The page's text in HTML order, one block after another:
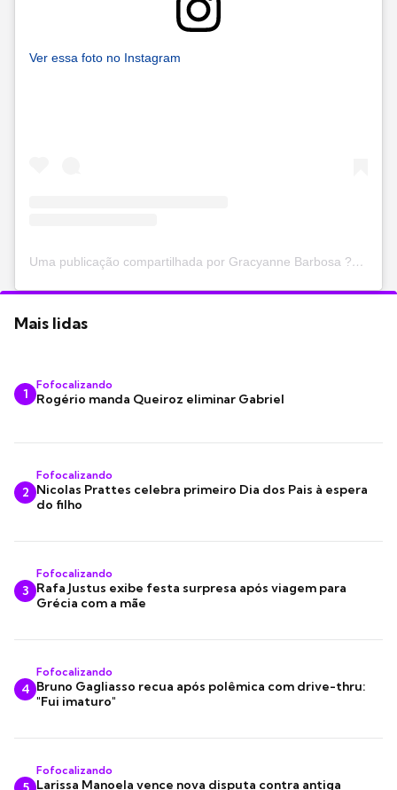
Ver essa foto no Instagram
Uma publicação compartilhada por Gracyanne Barbosa ?? - (@graoficial)
Mais lidas
1
Fofocalizando
Rogério manda Queiroz eliminar Gabriel
2
Fofocalizando
Nicolas Prattes celebra primeiro Dia dos Pais à espera
do filho
3
Fofocalizando
Rafa Justus exibe festa surpresa após viagem para
Grécia com a mãe
4
Fofocalizando
Bruno Gagliasso recua após polêmica com drive-thru:
"Fui imaturo"
Fofocalizando
Larissa Manoela vence nova disputa contra antiga